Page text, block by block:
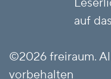
auf
©2026 freiraum.
vorbehalten